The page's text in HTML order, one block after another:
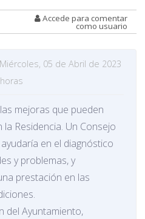
Accede para comentar
como usuario
05 de Abril de 2023
mejoras que pueden
Residencia. Un Consejo
en el diagnóstico
y problemas, y
prestación en las
del Ayuntamiento,